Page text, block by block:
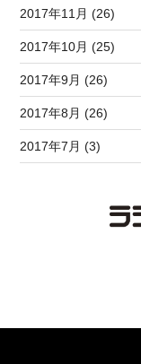
2017年11月 (26)
2017年10月 (25)
2017年9月 (26)
2017年8月 (26)
2017年7月 (3)